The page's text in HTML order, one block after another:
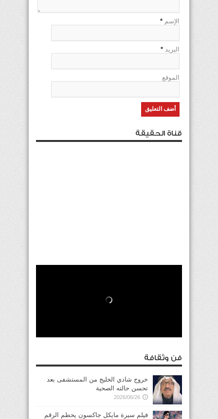
الإسم *
البريد *
الموقع
قناة الحقيقة
فن وثقافة
خروج شادي الخليج من المستشفى بعد
تحسن حالته الصحية
2026/06/26
فيلم سيرة مايكل جاكسون يحطم الرقم